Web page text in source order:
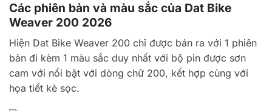
Các phiên bản và màu sắc của Dat Bike
Weaver 200 2026
Hiện Dat Bike Weaver 200 chỉ được bán ra với 1 phiên
bản đi kèm 1 màu sắc duy nhất với bộ pin được sơn
cam với nổi bật với dòng chữ 200, kết hợp cùng với
họa tiết kẻ sọc.